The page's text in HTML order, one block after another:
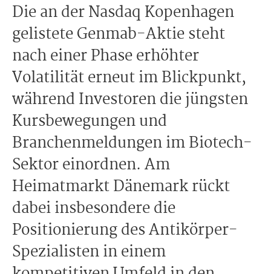
Die an der Nasdaq Kopenhagen
gelistete Genmab-Aktie steht
nach einer Phase erhöhter
Volatilität erneut im Blickpunkt,
während Investoren die jüngsten
Kursbewegungen und
Branchenmeldungen im Biotech-
Sektor einordnen. Am
Heimatmarkt Dänemark rückt
dabei insbesondere die
Positionierung des Antikörper-
Spezialisten in einem